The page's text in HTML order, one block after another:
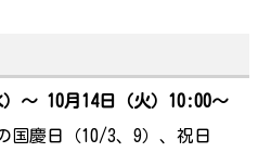
）～ 10月14日（火）10:00～
国慶日（10/3、9）、祝日